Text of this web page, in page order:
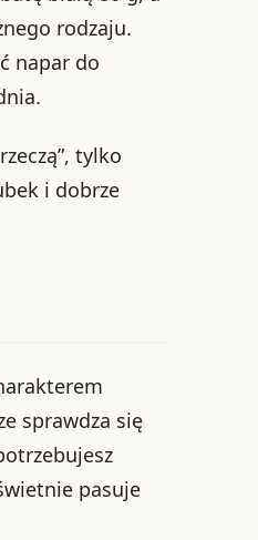
rodzaju.
napar do
tylko
i dobrze
sprawdza się
pasuje